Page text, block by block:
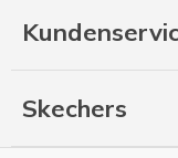
Skechers